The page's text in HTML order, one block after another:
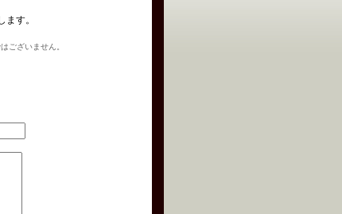
す。
ございません。